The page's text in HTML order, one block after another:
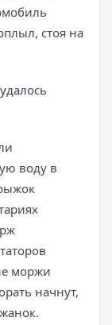
стоя на
удалось
воду в
моржи
начнут,